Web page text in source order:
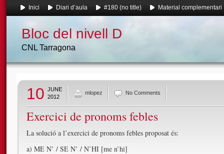
Inici Diari d’aula #180 (no title) Material complementari
Bloc del nivell D
CNL Tarragona
10 JUNE
2012
mlopez No Comments
Exercici de pronoms febles
La solució a l’exercici de pronoms febles proposat és:
a) ME N’ / SE N’ / N’HI [me n’hi]